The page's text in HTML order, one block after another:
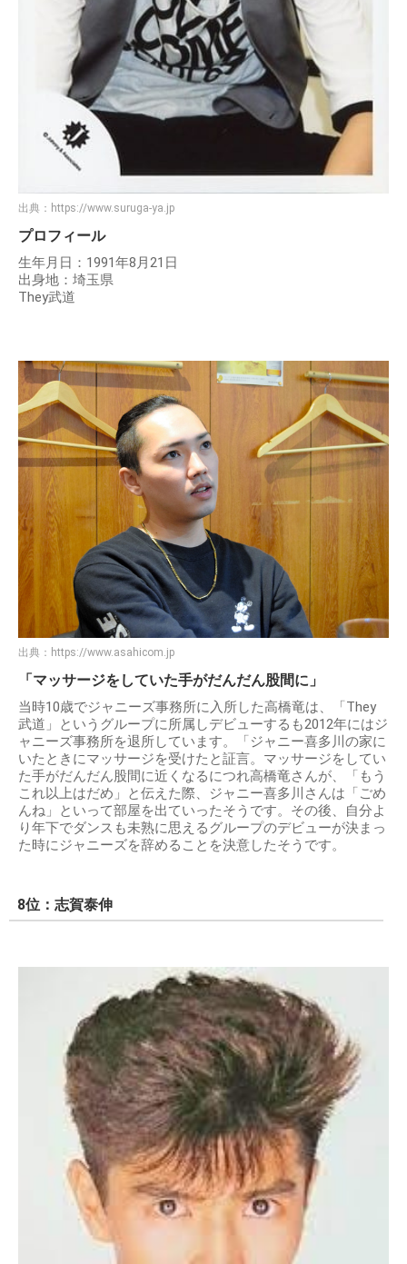
出典： https://www.suruga-ya.jp
プロフィール
生年月日：1991年8月21日
出身地：埼玉県
They武道
出典： https://www.asahicom.jp
「マッサージをしていた手がだんだん股間に」
当時10歳でジャニーズ事務所に入所した高橋竜は、「They
武道」というグループに所属しデビューするも2012年にはジ
ャニーズ事務所を退所しています。「ジャニー喜多川の家に
いたときにマッサージを受けたと証言。マッサージをしてい
た手がだんだん股間に近くなるにつれ高橋竜さんが、「もう
これ以上はだめ」と伝えた際、ジャニー喜多川さんは「ごめ
んね」といって部屋を出ていったそうです。その後、自分よ
り年下でダンスも未熟に思えるグループのデビューが決まっ
た時にジャニーズを辞めることを決意したそうです。
8位：志賀泰伸